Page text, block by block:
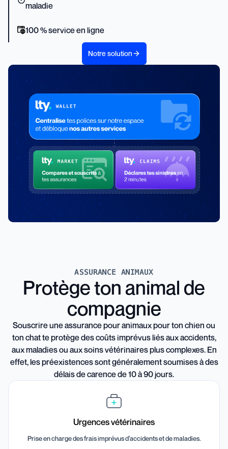
maladie
100 % service en ligne
Notre solution
ASSURANCE ANIMAUX
Protège ton animal de
compagnie
Souscrire une assurance pour animaux pour ton chien ou
ton chat te protège des coûts imprévus liés aux accidents,
aux maladies ou aux soins vétérinaires plus complexes. En
effet, les préexistences sont généralement soumises à des
délais de carence de 10 à 90 jours.
Urgences vétérinaires
Prise en charge des frais imprévus d’accidents et de maladies.